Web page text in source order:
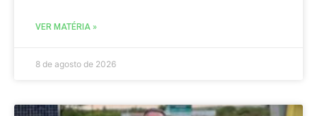
VER MATÉRIA »
8 de agosto de 2026